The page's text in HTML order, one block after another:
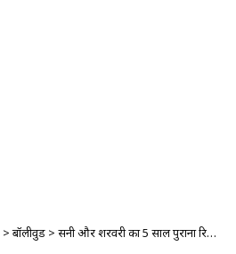
>बॉलीवुड > सनी और शरवरी का 5 साल पुराना रिश्ता खत्म, फैंस का टूटा दिल